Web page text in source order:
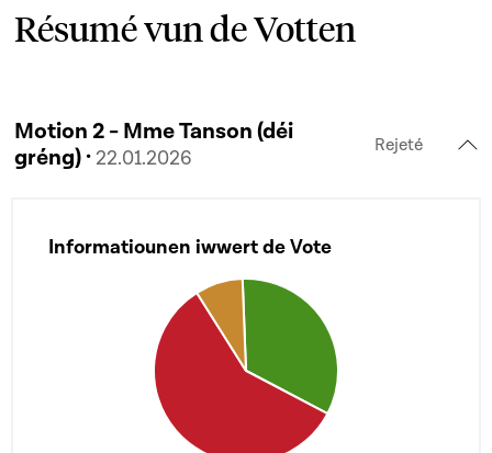
Résumé vun de Votten
Motion 2 - Mme Tanson (déi
gréng) · 22.01.2026
Rejeté
Informatiounen iwwert de Vote